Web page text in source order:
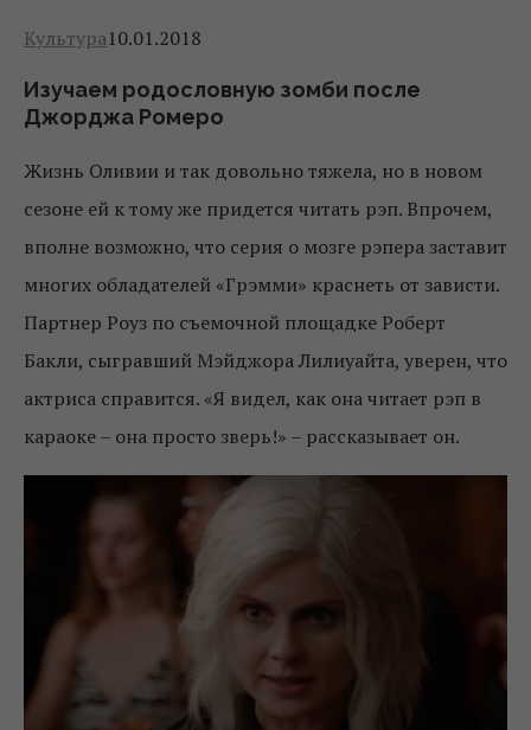
Культура10.01.2018
Изучаем родословную зомби после
Джорджа Ромеро
Жизнь Оливии и так довольно тяжела, но в новом
сезоне ей к тому же придется читать рэп. Впрочем,
вполне возможно, что серия о мозге рэпера заставит
многих обладателей «Грэмми» краснеть от зависти.
Партнер Роуз по съемочной площадке Роберт
Бакли, сыгравший Мэйджора Лилиуайта, уверен, что
актриса справится. «Я видел, как она читает рэп в
караоке – она просто зверь!» – рассказывает он.